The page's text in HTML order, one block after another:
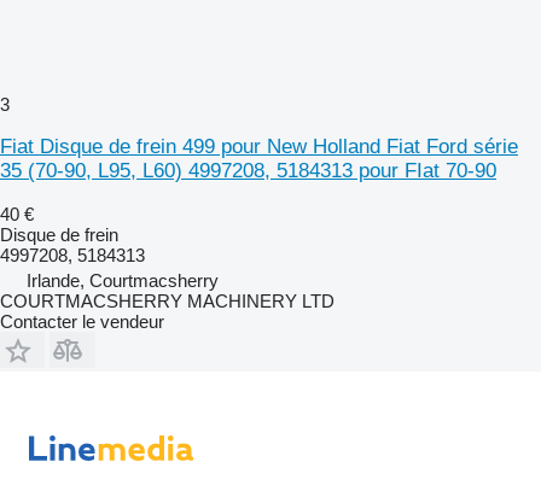
3
Fiat Disque de frein 499 pour New Holland Fiat Ford série
35 (70-90, L95, L60) 4997208, 5184313 pour FIat 70-90
40 €
Disque de frein
4997208, 5184313
Irlande, Courtmacsherry
COURTMACSHERRY MACHINERY LTD
Contacter le vendeur